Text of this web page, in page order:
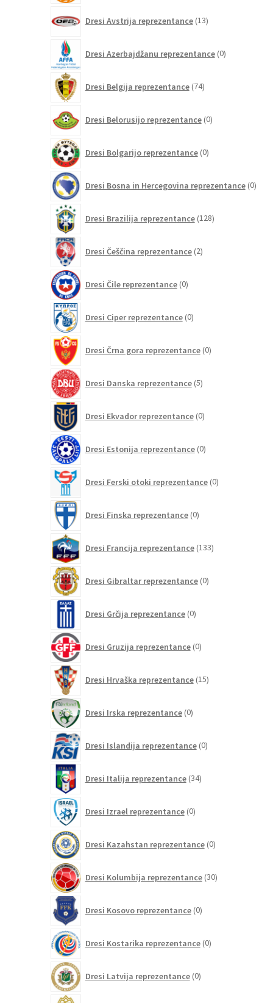
Dresi Avstrija reprezentance 13izdelkov
Dresi Azerbajdžanu reprezentance 0izdelkov
Dresi Belgija reprezentance 74izdelkov
Dresi Belorusijo reprezentance 0izdelkov
Dresi Bolgarijo reprezentance 0izdelkov
Dresi Bosna in Hercegovina reprezentance 0
Dresi Brazilija reprezentance 128izdelkov
Dresi Češčina reprezentance 2izdelka
Dresi Čile reprezentance 0izdelkov
Dresi Ciper reprezentance 0izdelkov
Dresi Črna gora reprezentance 0izdelkov
Dresi Danska reprezentance 5izdelkov
Dresi Ekvador reprezentance 0izdelkov
Dresi Estonija reprezentance 0izdelkov
Dresi Ferski otoki reprezentance 0izdelkov
Dresi Finska reprezentance 0izdelkov
Dresi Francija reprezentance 133izdelkov
Dresi Gibraltar reprezentance 0izdelkov
Dresi Grčija reprezentance 0izdelkov
Dresi Gruzija reprezentance 0izdelkov
Dresi Hrvaška reprezentance 15izdelkov
Dresi Irska reprezentance 0izdelkov
Dresi Islandija reprezentance 0izdelkov
Dresi Italija reprezentance 34izdelkov
Dresi Izrael reprezentance 0izdelkov
Dresi Kazahstan reprezentance 0izdelkov
Dresi Kolumbija reprezentance 30izdelkov
Dresi Kosovo reprezentance 0izdelkov
Dresi Kostarika reprezentance 0izdelkov
Dresi Latvija reprezentance 0izdelkov